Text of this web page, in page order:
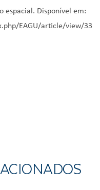
espacial. Disponível em:
EAGU/article/view/